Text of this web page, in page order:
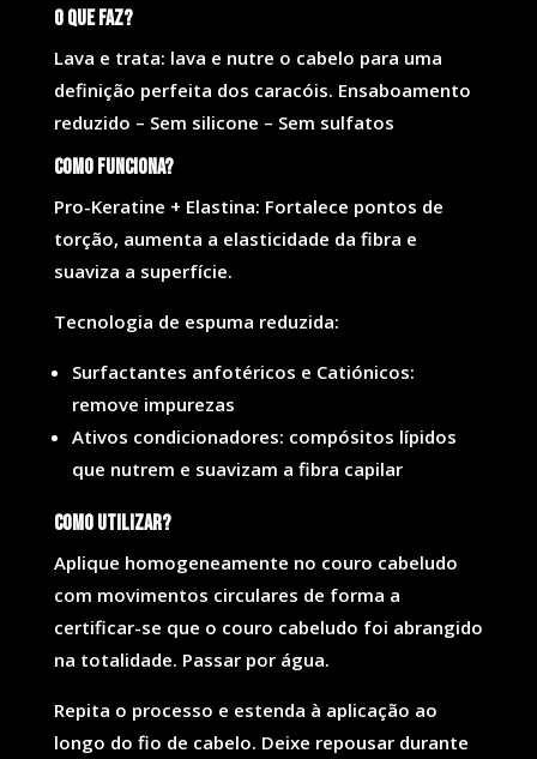
O que faz?
Lava e trata: lava e nutre o cabelo para uma
definição perfeita dos caracóis. Ensaboamento
reduzido – Sem silicone – Sem sulfatos
Como funciona?
Pro-Keratine + Elastina: Fortalece pontos de
torção, aumenta a elasticidade da fibra e
suaviza a superfície.
Tecnologia de espuma reduzida:
Surfactantes anfotéricos e Catiónicos:
remove impurezas
Ativos condicionadores: compósitos lípidos
que nutrem e suavizam a fibra capilar
Como utilizar?
Aplique homogeneamente no couro cabeludo
com movimentos circulares de forma a
certificar-se que o couro cabeludo foi abrangido
na totalidade. Passar por água.
Repita o processo e estenda à aplicação ao
longo do fio de cabelo. Deixe repousar durante